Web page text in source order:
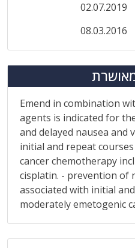
02.07.2019
08.03.2016
Emend in combination
agents is indicated for
and delayed nausea and
initial and repeat
cancer chemotherapy
cisplatin. - prevention of
associated with initial
moderately emetogenic